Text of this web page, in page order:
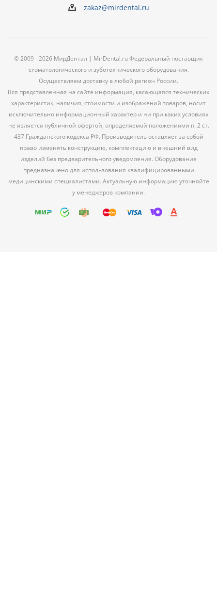
zakaz@mirdental.ru
© 2009 - 2026 МирДентал | MirDental.ru Федеральный поставщик
стоматологического и зуботехнического оборудования.
Осуществляем доставку в любой регион России.
Вся представленная на сайте информация, касающаяся технических
характеристик, наличия, стоимости и изображений товаров, носит
исключительно информационный характер и ни при каких условиях
не является публичной офертой, определяемой положениями п. 2 ст.
437 Гражданского кодекса РФ. Производитель оставляет за собой
право изменять конструкцию, комплектацию и внешний вид
изделий без предварительного уведомления. Оборудование
предназначено для использования квалифицированными
медицинскими специалистами. Актуальную информацию уточняйте
у менеджеров компании.